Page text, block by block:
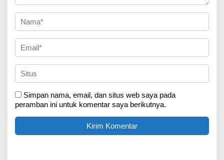
Simpan nama, email, dan situs web saya pada
peramban ini untuk komentar saya berikutnya.